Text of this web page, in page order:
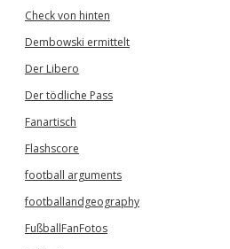
Check von hinten
Dembowski ermittelt
Der Libero
Der tödliche Pass
Fanartisch
Flashscore
football arguments
footballandgeography
FußballFanFotos